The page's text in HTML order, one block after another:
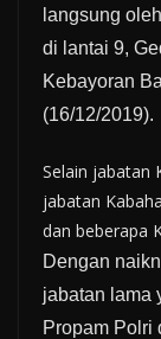
langsung
di lantai 9,
Kebayoran
(16/12/2019).
Selain jabatan
jabatan
dan beberapa
Dengan
jabatan lama
Propam Polri